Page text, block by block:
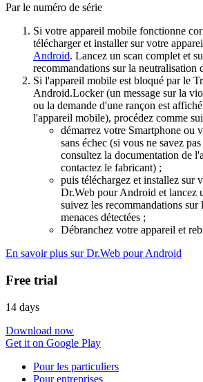
Par le numéro de série
Si votre appareil mobile fonctionne
télécharger et installer sur votre
Android. Lancez un scan complet et
recommandations sur la neutralisation
Si l'appareil mobile est bloqué par le
Android.Locker (un message sur la
ou la demande d'une rançon est
l'appareil mobile), procédez comme
démarrez votre Smartphone ou
sans échec (si vous ne savez
consultez la documentation de
contactez le fabricant) ;
puis téléchargez et installez sur
Dr.Web pour Android et lancez
suivez les recommandations sur
menaces détectées ;
Débranchez votre appareil et
En savoir plus sur Dr.Web pour Android
Free trial
14 days
Download now
Get it on Google Play
Pour les particuliers
Pour entreprises